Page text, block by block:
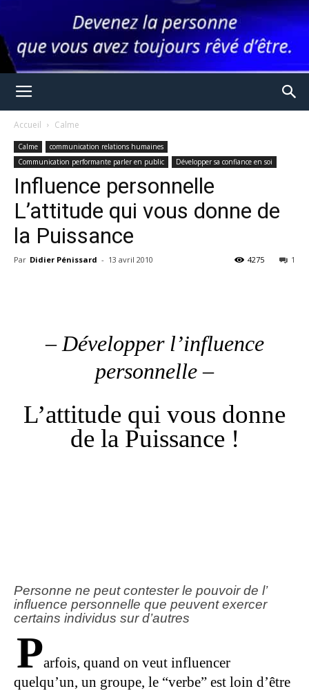
Accueil Calme
Calme
communication relations humaines
Communication performante parler en public
Développer sa confiance en soi
Influence personnelle
L’attitude qui vous donne de
la Puissance
Par Didier Pénissard - 13 avril 2010 1
4275
– Développer l’influence
personnelle –
L’attitude qui vous donne
de la Puissance !
Personne ne peut contester le pouvoir de l’
influence personnelle que peuvent exercer
certains individus sur d’autres
Parfois, quand on veut influencer
quelqu’un, un groupe, le “verbe” est loin d’être